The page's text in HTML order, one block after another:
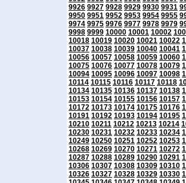
9926 9927 9928 9929 9930 9931
9950 9951 9952 9953 9954 9955
9974 9975 9976 9977 9978 9979
9998 9999 10000 10001 10002
10018 10019 10020 10021 10022
10037 10038 10039 10040 10041
10056 10057 10058 10059 10060
10075 10076 10077 10078 10079
10094 10095 10096 10097 10098
10114 10115 10116 10117 10118
10134 10135 10136 10137 10138
10153 10154 10155 10156 10157
10172 10173 10174 10175 10176
10191 10192 10193 10194 10195
10210 10211 10212 10213 10214
10230 10231 10232 10233 10234
10249 10250 10251 10252 10253
10268 10269 10270 10271 10272
10287 10288 10289 10290 10291
10306 10307 10308 10309 10310
10326 10327 10328 10329 10330